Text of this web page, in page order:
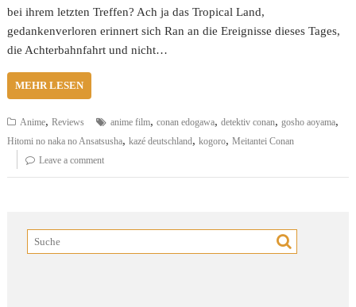
bei ihrem letzten Treffen? Ach ja das Tropical Land,
gedankenverloren erinnert sich Ran an die Ereignisse dieses Tages,
die Achterbahnfahrt und nicht…
MEHR LESEN
Anime,Reviews anime film,conan edogawa,detektiv conan,gosho aoyama,
Hitomi no naka no Ansatsusha,kazé deutschland,kogoro,Meitantei Conan
Leave a comment